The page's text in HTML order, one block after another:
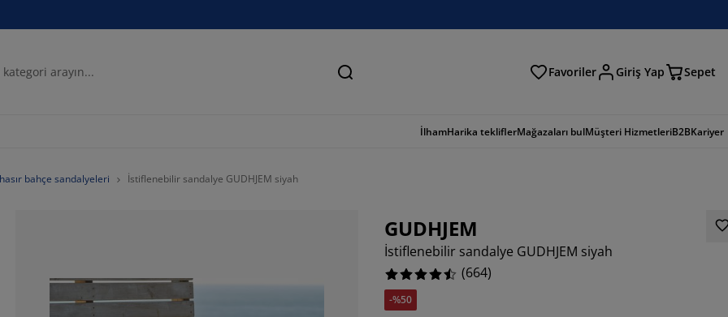
Ara Favoriler Giriş Yap Sepet
İlhamHarika tekliflerMağazaları bulMüşteri HizmetleriB2BKariyer
bahçe sandalyeleri İstiflenebilir sandalye GUDHJEM siyah
GUDHJEM
İstiflenebilir sandalye GUDHJEM siyah
(664)
-%50